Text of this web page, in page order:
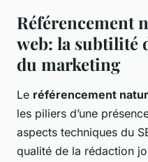
Référencement
web: la subtilité
du marketing
Le référencement
les piliers d’une
aspects techniques du
qualité de la rédaction